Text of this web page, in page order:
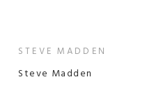
STEVE MADDEN
Steve Madden